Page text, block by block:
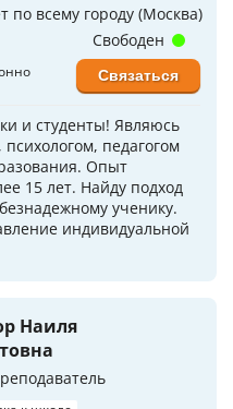
по всему городу (Москва)
и студенты! Являюсь
педагогом
Опыт
15 лет. Найду подход
ученику.
индивидуальной
Свободен
Связаться
Наиля